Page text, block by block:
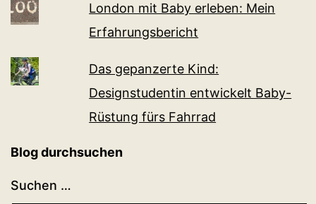
London mit Baby erleben: Mein
Erfahrungsbericht
Das gepanzerte Kind:
Designstudentin entwickelt Baby-
Rüstung fürs Fahrrad
Blog durchsuchen
Suchen …